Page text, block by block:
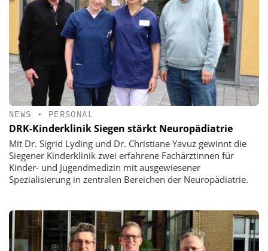
NEWS • PERSONAL
DRK-Kinderklinik Siegen stärkt Neuropädiatrie
Mit Dr. Sigrid Lyding und Dr. Christiane Yavuz gewinnt die
Siegener Kinderklinik zwei erfahrene Fachärztinnen für
Kinder- und Jugendmedizin mit ausgewiesener
Spezialisierung in zentralen Bereichen der Neuropädiatrie.